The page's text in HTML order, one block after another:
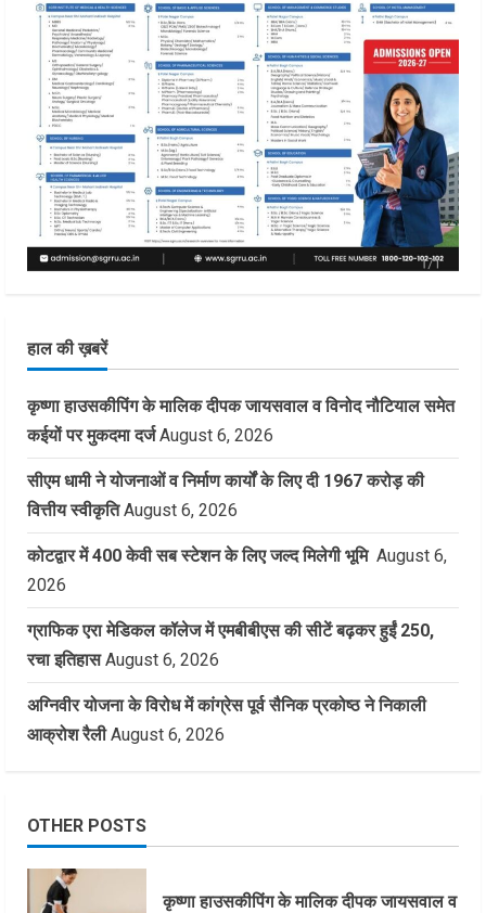
हाल की ख़बरें
कृष्णा हाउसकीपिंग के मालिक दीपक जायसवाल व विनोद नौटियाल समेत
कईयों पर मुकदमा दर्ज August 6, 2026
सीएम धामी ने योजनाओं व निर्माण कार्यों के लिए दी 1967 करोड़ की
वित्तीय स्वीकृति August 6, 2026
कोटद्वार में 400 केवी सब स्टेशन के लिए जल्द मिलेगी भूमि August 6,
2026
ग्राफिक एरा मेडिकल कॉलेज में एमबीबीएस की सीटें बढ़कर हुईं 250,
रचा इतिहास August 6, 2026
अग्निवीर योजना के विरोध में कांग्रेस पूर्व सैनिक प्रकोष्ठ ने निकाली
आक्रोश रैली August 6, 2026
OTHER POSTS
कृष्णा हाउसकीपिंग के मालिक दीपक जायसवाल व